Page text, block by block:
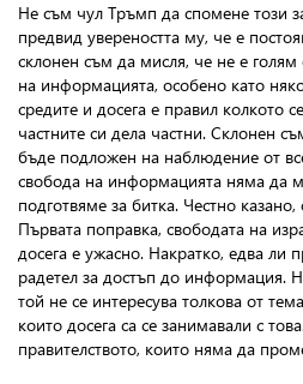
Не съм чул Тръмп да спомене този
предвид увереността му, че е
склонен съм да мисля, че не е
на информацията, особено като
средите и досега е правил колкото
частните си дела частни. Склонен
бъде подложен на наблюдение от
свобода на информацията няма да
подготвяме за битка. Честно
Първата поправка, свободата на
досега е ужасно. Накратко, едва ли
радетел за достъп до информация.
той не се интересува толкова от
които досега са се занимавали с
правителството, които няма да